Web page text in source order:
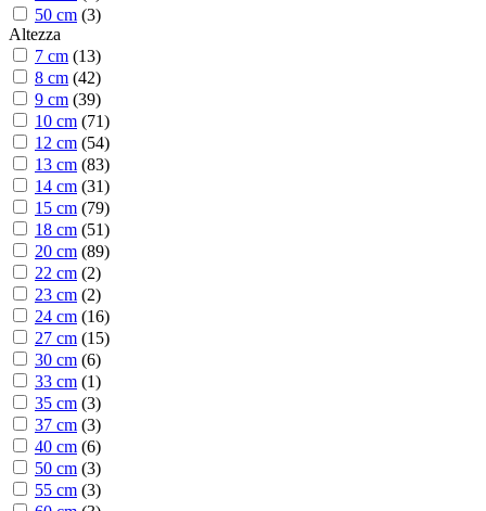
50 cm (3)
Altezza
7 cm (13)
8 cm (42)
9 cm (39)
10 cm (71)
12 cm (54)
13 cm (83)
14 cm (31)
15 cm (79)
18 cm (51)
20 cm (89)
22 cm (2)
23 cm (2)
24 cm (16)
27 cm (15)
30 cm (6)
33 cm (1)
35 cm (3)
37 cm (3)
40 cm (6)
50 cm (3)
55 cm (3)